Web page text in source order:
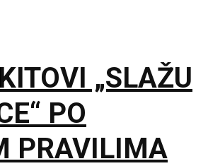
menja
„SLAŽU
PO
PRAVILIMA